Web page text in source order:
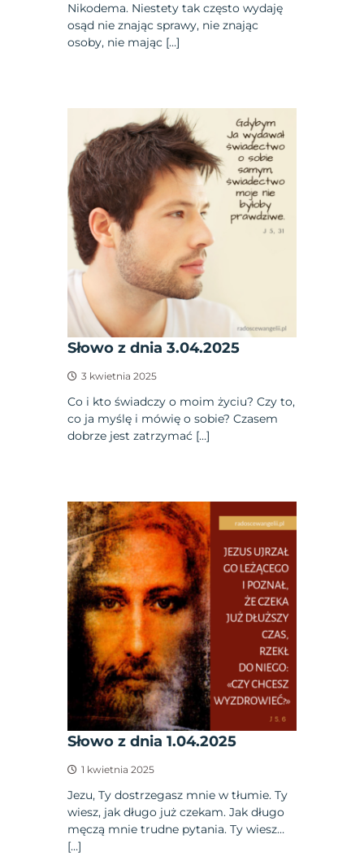
Nikodema. Niestety tak często wydaję
osąd nie znając sprawy, nie znając
osoby, nie mając […]
Słowo z dnia 3.04.2025
3 kwietnia 2025
Co i kto świadczy o moim życiu? Czy to,
co ja myślę i mówię o sobie? Czasem
dobrze jest zatrzymać […]
Słowo z dnia 1.04.2025
1 kwietnia 2025
Jezu, Ty dostrzegasz mnie w tłumie. Ty
wiesz, jak długo już czekam. Jak długo
męczą mnie trudne pytania. Ty wiesz…
[…]